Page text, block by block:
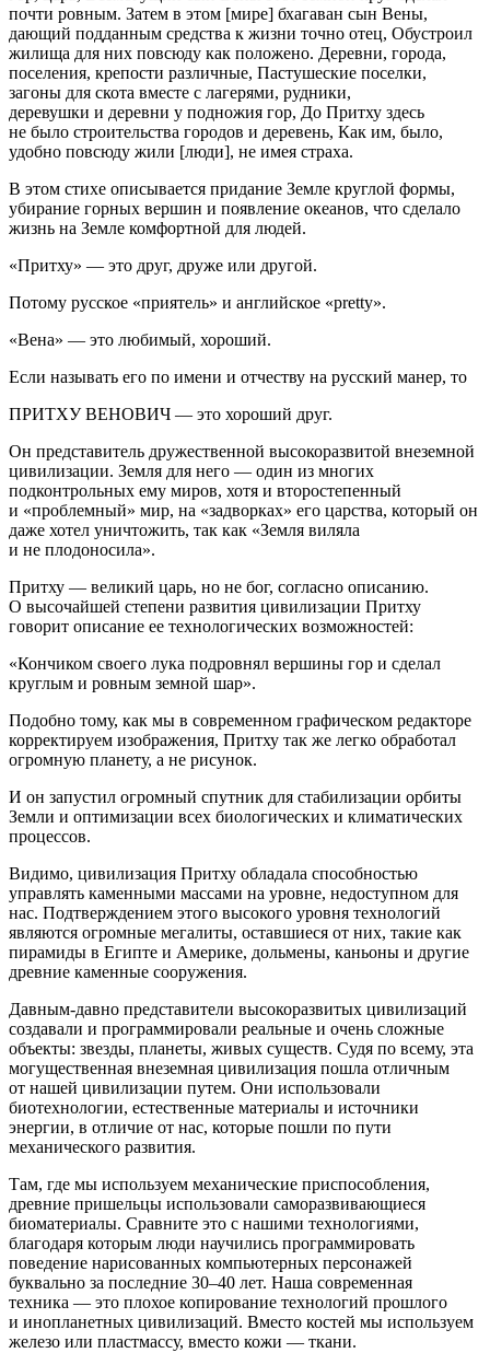
почти ровным. Затем в этом [мире] бхагаван сын Вены,
дающий подданным средства к жизни точно отец, Обустроил
жилища для них повсюду как положено. Деревни, города,
поселения, крепости различные, Пастушеские поселки,
загоны для скота вместе с лагерями, рудники,
деревушки и деревни у подножия гор, До Притху здесь
не было строительства городов и деревень, Как им, было,
удобно повсюду жили [люди], не имея страха.
В этом стихе описывается придание Земле круглой формы,
убирание горных вершин и появление океанов, что сделало
жизнь на Земле комфортной для людей.
«Притху» — это друг, друже или другой.
Потому русское «приятель» и английское «pretty».
«Вена» — это любимый, хороший.
Если называть его по имени и отчеству на русский манер, то
ПРИТХУ ВЕНОВИЧ — это хороший друг.
Он представитель дружественной высокоразвитой внеземной
цивилизации. Земля для него — один из многих
подконтрольных ему миров, хотя и второстепенный
и «проблемный» мир, на «задворках» его царства, который он
даже хотел уничтожить, так как «Земля виляла
и не плодоносила».
Притху — великий царь, но не бог, согласно описанию.
О высочайшей степени развития цивилизации Притху
говорит описание ее технологических возможностей:
«Кончиком своего лука подровнял вершины гор и сделал
круглым и ровным земной шар».
Подобно тому, как мы в современном графическом редакторе
корректируем изображения, Притху так же легко обработал
огромную планету, а не рисунок.
И он запустил огромный спутник для стабилизации орбиты
Земли и оптимизации всех биологических и климатических
процессов.
Видимо, цивилизация Притху обладала способностью
управлять каменными массами на уровне, недоступном для
нас. Подтверждением этого высокого уровня технологий
являются огромные мегалиты, оставшиеся от них, такие как
пирамиды в Египте и Америке, дольмены, каньоны и другие
древние каменные сооружения.
Давным-давно представители высокоразвитых цивилизаций
создавали и программировали реальные и очень сложные
объекты: звезды, планеты, живых существ. Судя по всему, эта
могущественная внеземная цивилизация пошла отличным
от нашей цивилизации путем. Они использовали
биотехнологии, естественные материалы и источники
энергии, в отличие от нас, которые пошли по пути
механического развития.
Там, где мы используем механические приспособления,
древние пришельцы использовали саморазвивающиеся
биоматериалы. Сравните это с нашими технологиями,
благодаря которым люди научились программировать
поведение нарисованных компьютерных персонажей
буквально за последние 30–40 лет. Наша современная
техника — это плохое копирование технологий прошлого
и инопланетных цивилизаций. Вместо костей мы используем
железо или пластмассу, вместо кожи — ткани.